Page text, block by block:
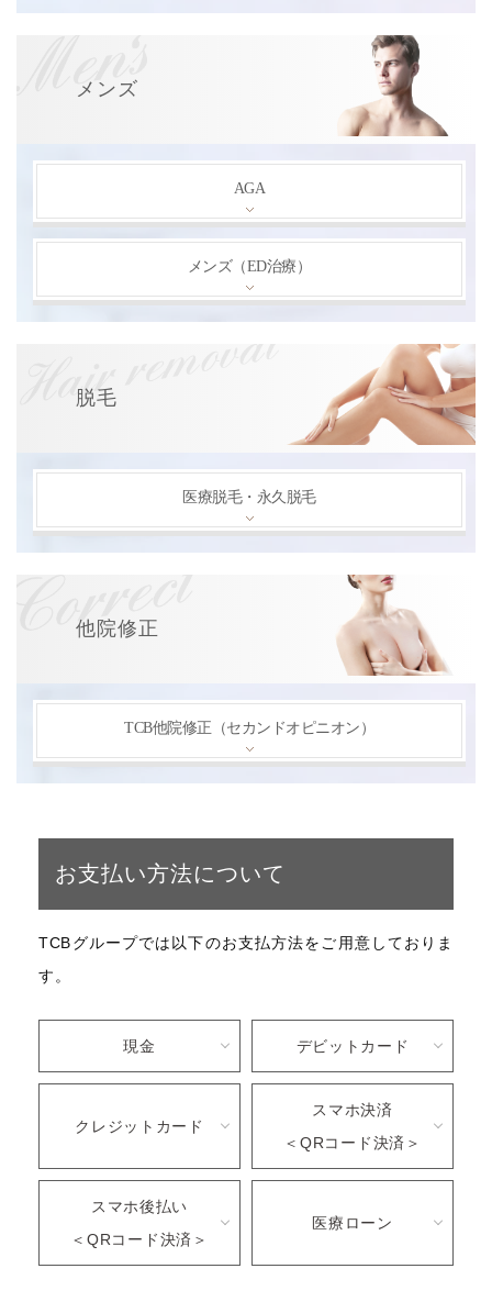
メンズ
AGA
メンズ（ED治療）
脱毛
医療脱毛・永久脱毛
他院修正
TCB他院修正（セカンドオピニオン）
お支払い方法について
TCBグループでは以下のお支払方法をご用意しておりま
す。
現金 デビットカード
クレジットカード
スマホ決済
＜QRコード決済＞
スマホ後払い
＜QRコード決済＞
医療ローン